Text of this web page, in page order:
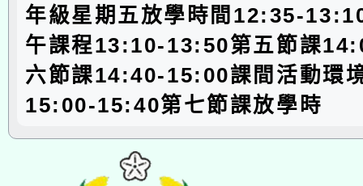
年級星期五放學時間12:35-
午課程13:10-13:50第五節課
六節課14:40-15:00課間活動環
15:00-15:40第七節課放學時